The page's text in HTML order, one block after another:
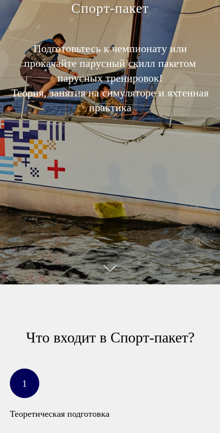
Спорт-пакет
Подготовьтесь к чемпионату или
прокачайте парусный скилл пакетом
парусных тренировок!
Теория, занятия на симуляторе и яхтенная
практика
Что входит в Спорт-пакет?
Теоретическая подготовка